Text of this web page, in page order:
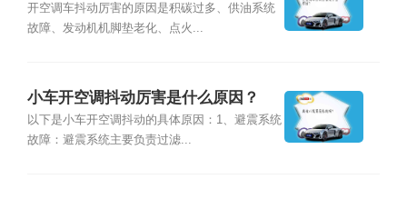
开空调车抖动厉害的原因是积碳过多、供油系统
故障、发动机机脚垫老化、点火...
小车开空调抖动厉害是什么原因？
以下是小车开空调抖动的具体原因：1、避震系统
故障：避震系统主要负责过滤...